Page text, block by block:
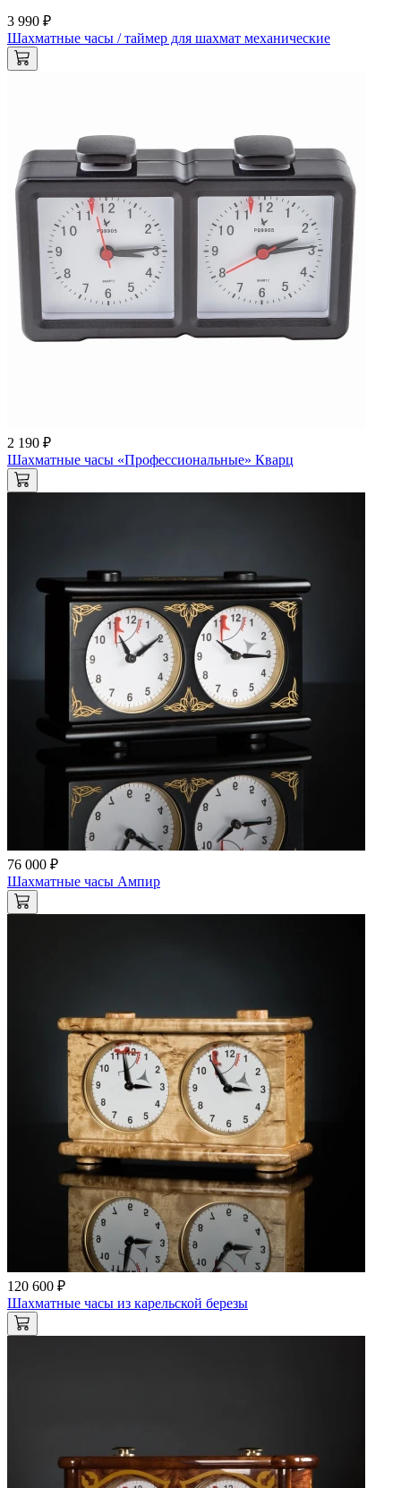
3 990 ₽
Шахматные часы / таймер для шахмат механические
2 190 ₽
Шахматные часы «Профессиональные» Кварц
76 000 ₽
Шахматные часы Ампир
120 600 ₽
Шахматные часы из карельской березы